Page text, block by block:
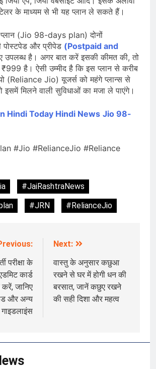
के माध्यम से भी यह प्लान ले सकते हैं।
(Jio 98-days plan) दोनों
पोस्टपेड और प्रीपेड (Postpaid and
उपलब्ध है। अगर बात करें इसकी कीमत की, तो
है। ऐसी उम्मीद है कि इस प्लान से करीब
(Reliance Jio) यूजर्स को महंगे प्लान्स से
इसमें मिलने वाली सुविधाओं का मजा ले पाएंगे।
Hindi Today Hindi News Jio 98-
#Jio #RelianceJio #Reliance
#JaiRashtraNews
#JRN #RelianceJio
परीक्षा के
कार्ड
जानिए
और अन्य
गाइडलाइंस
Next:
वास्तु के अनुसार कछुआ
रखने से घर में होगी धन की
बरसात, जानें कछुए रखने
की सही दिशा और महत्व